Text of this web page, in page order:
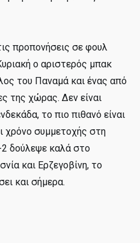
προπονήσεις σε φουλ
ο αριστερός μπακ
του Παναμά και ένας από
της χώρας. Δεν είναι
το πιο πιθανό είναι
χρόνο συμμετοχής στη
2 δούλεψε καλά στο
και Ερζεγοβίνη, το
και σήμερα.